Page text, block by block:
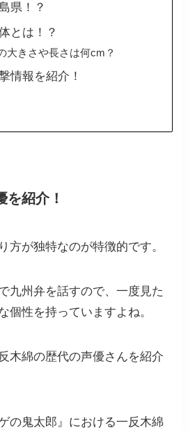
県！？
とは！？
大きさや長さは何cm？
情報を紹介！
を紹介！
方が独特なのが特徴的です。
九州弁を話すので、一度見た
個性を持っていますよね。
木綿の歴代の声優さんを紹介
の鬼太郎』における一反木綿